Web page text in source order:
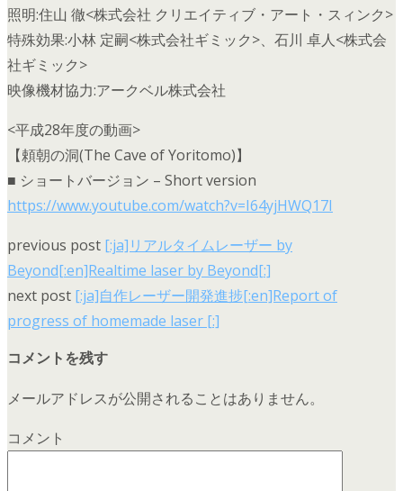
照明:住山 徹<株式会社 クリエイティブ・アート・スィンク>
特殊効果:小林 定嗣<株式会社ギミック>、石川 卓人<株式会
社ギミック>
映像機材協力:アークベル株式会社
<平成28年度の動画>
【頼朝の洞(The Cave of Yoritomo)】
■ ショートバージョン – Short version
https://www.youtube.com/watch?v=I64yjHWQ17I
previous post [:ja]リアルタイムレーザー by
Beyond[:en]Realtime laser by Beyond[:]
next post [:ja]自作レーザー開発進捗[:en]Report of
progress of homemade laser [:]
コメントを残す
メールアドレスが公開されることはありません。
コメント